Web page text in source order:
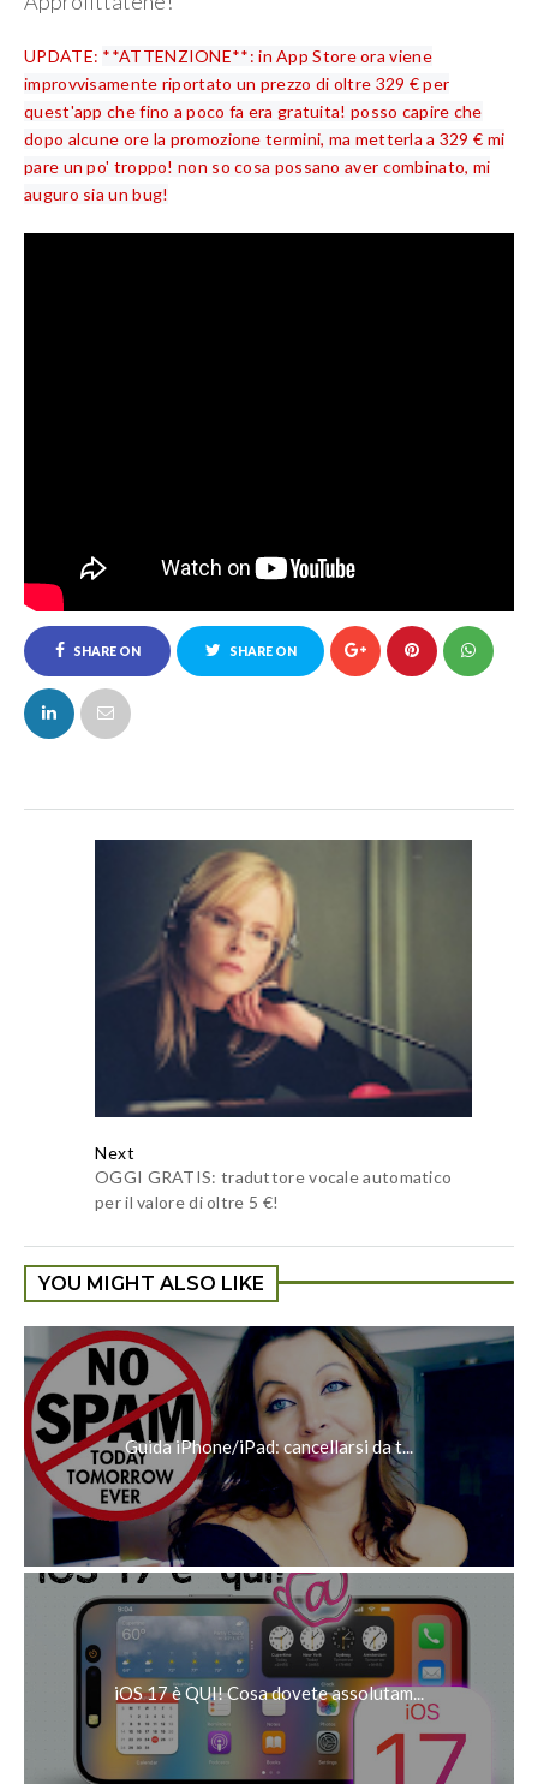
UPDATE: **ATTENZIONE**: in App Store ora viene
improvvisamente riportato un prezzo di oltre 329 € per
quest'app che fino a poco fa era gratuita! posso capire che
dopo alcune ore la promozione termini, ma metterla a 329 € mi
pare un po' troppo! non so cosa possano aver combinato, mi
auguro sia un bug!
SHARE ON
FACEBOOK
SHARE ON
Next
OGGI GRATIS: traduttore vocale automatico
per il valore di oltre 5 €!
YOU MIGHT ALSO LIKE
Guida iPhone/iPad: cancellarsi da t...
iOS 17 è QUI! Cosa dovete assolutam...